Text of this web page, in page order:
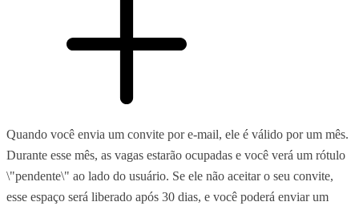
Quando você envia um convite por e-mail, ele é válido por um mês.
Durante esse mês, as vagas estarão ocupadas e você verá um rótulo
\"pendente\" ao lado do usuário. Se ele não aceitar o seu convite,
esse espaço será liberado após 30 dias, e você poderá enviar um